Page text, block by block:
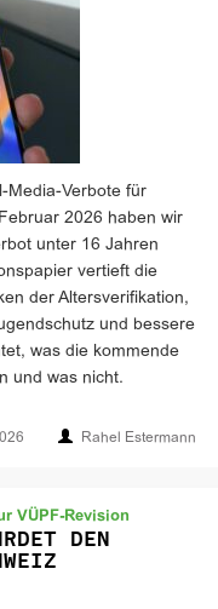
Media-Verbote für
2026 haben wir
unter 16 Jahren
vertieft die
der Altersverifikation,
und bessere
was die kommende
und was nicht.
Rahel Estermann
VÜPF-Revision
DEN